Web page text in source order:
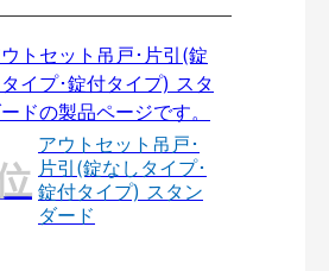
アウトセット吊戸･
片引(錠なしタイプ･
錠付タイプ) スタン
ダード